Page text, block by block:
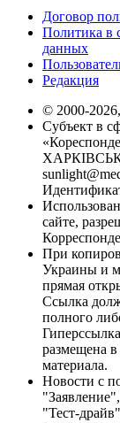
Договор
Политика в
данных
Редакция
© 2000-
Субъект в
сайте,
При
Украины и
прямая
Ссылка
полного
размещена в
материала.
Новости с
"Тест-